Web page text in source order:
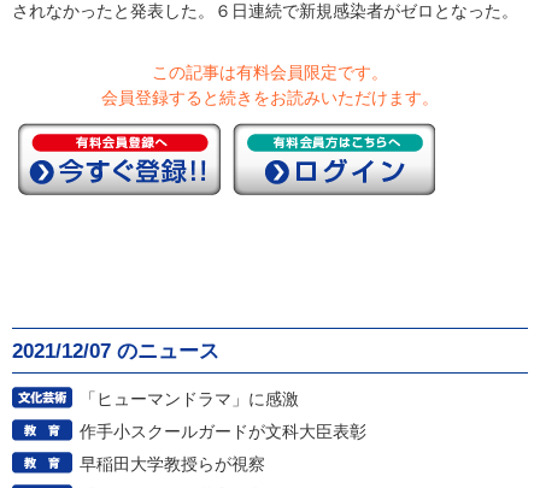
されなかったと発表した。６日連続で新規感染者がゼロとなった。
この記事は有料会員限定です。
会員登録すると続きをお読みいただけます。
2021/12/07 のニュース
「ヒューマンドラマ」に感激
作手小スクールガードが文科大臣表彰
早稲田大学教授らが視察